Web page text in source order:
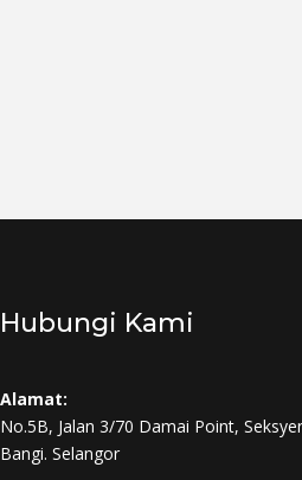
Hubungi Kami
Alamat:
No.5B, Jalan 3/70 Damai Point,
Bangi. Selangor